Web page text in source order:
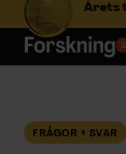
Årets
f
t
FRÅGOR + SVAR